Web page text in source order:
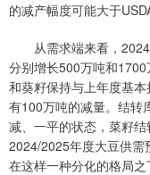
的减产幅度可能大于
从需求端来看，2024/
分别增长500万吨和
和葵籽保持与上年度基
有100万吨的减量。结转
减、一平的状态，菜籽
2024/2025年度大豆供需
在这样一种分化的格局